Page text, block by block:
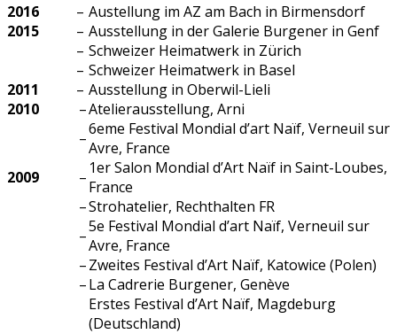
2016 – Austellung im AZ am Bach in Birmensdorf
2015
– Ausstellung in der Galerie Burgener in Genf
– Schweizer Heimatwerk in Zürich
– Schweizer Heimatwerk in Basel
2011
– Ausstellung in Oberwil-Lieli
2010
–Atelierausstellung, Arni
–6eme Festival Mondial d’art Naïf, Verneuil sur
Avre, France
2009
– 1er Salon Mondial d’Art Naïf in Saint-Loubes,
France
–Strohatelier, Rechthalten FR
–5e Festival Mondial d’art Naïf, Verneuil sur
Avre, France
–Zweites Festival d’Art Naïf, Katowice (Polen)
–La Cadrerie Burgener, Genève
Erstes Festival d’Art Naïf, Magdeburg
(Deutschland)